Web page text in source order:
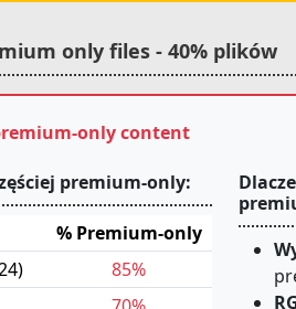
only files - 40% plików
only content
premium-only:
% Premium-only
85%